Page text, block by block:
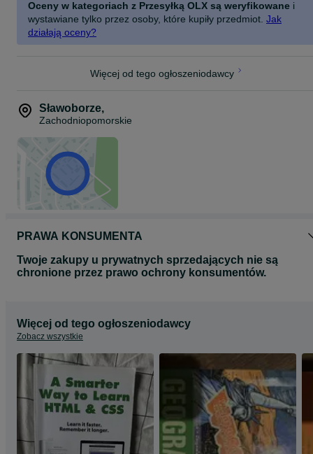
Oceny w kategoriach z Przesyłką OLX są weryfikowane i
wystawiane tylko przez osoby, które kupiły przedmiot. Jak
działają oceny?
Więcej od tego ogłoszeniodawcy
Sławoborze,
Zachodniopomorskie
PRAWA KONSUMENTA
Twoje zakupy u prywatnych sprzedających nie są
chronione przez prawo ochrony konsumentów.
Więcej od tego ogłoszeniodawcy
Zobacz wszystkie